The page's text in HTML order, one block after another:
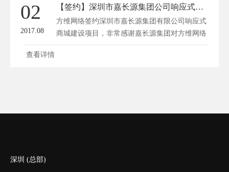
的灵活变奏，感受科技带来的购物革命。 一、
个性化推荐，满足消费...
02
2017.08
【签约】深圳市嘉长源集团公司响应式商城网站建设
方维网络签约深圳市嘉长源集团有限公司响应式
商城建设项目，非常感谢嘉长源集团对方维网络
的信任与选择，方维网络一定用心做好这个响应
查看详情
深圳 (总部)